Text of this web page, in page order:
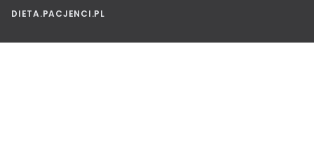
DIETA.PACJENCI.PL